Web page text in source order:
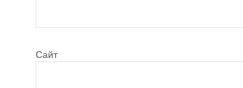
Сайт